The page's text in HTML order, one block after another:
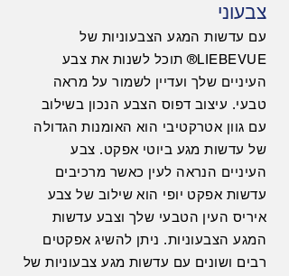
צבעוני
עם עדשות המגע הצבעוניות של
LIEBEVUE® תוכל לשנות את צבע
העיניים שלך ועדיין לשמור על מראה
טבעי. עיצוב דפוס הצבע הנכון בשילוב
עם גוון אטרקטיבי הוא האומנות הגדולה
של עדשות מגע ביוטי אפקט. צבע
העיניים הנראה לעין כאשר מרכיבים
עדשות אפקט יופי הוא שילוב של צבע
איריס העין הטבעי שלך וצבע עדשות
המגע הצבעוניות. ניתן להשיג אפקטים
רבים ושונים עם עדשות מגע צבעוניות של